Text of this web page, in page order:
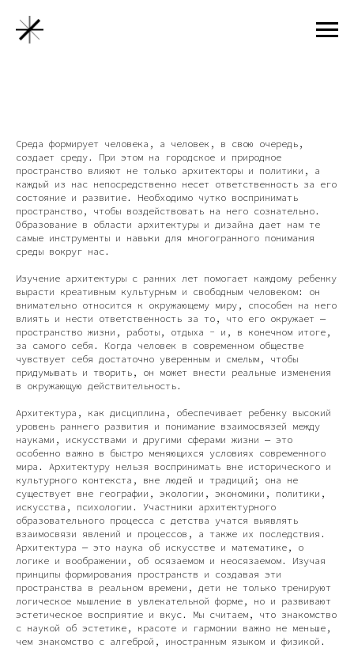
Среда формирует человека, а человек, в свою очередь,
создает среду. При этом на городское и природное
пространство влияют не только архитекторы и политики, а
каждый из нас непосредственно несет ответственность за его
состояние и развитие. Необходимо чутко воспринимать
пространство, чтобы воздействовать на него сознательно.
Образование в области архитектуры и дизайна дает нам те
самые инструменты и навыки для многогранного понимания
среды вокруг нас.
Изучение архитектуры с ранних лет помогает каждому ребенку
вырасти креативным культурным и свободным человеком: он
внимательно относится к окружающему миру, способен на него
влиять и нести ответственность за то, что его окружает —
пространство жизни, работы, отдыха - и, в конечном итоге,
за самого себя. Когда человек в современном обществе
чувствует себя достаточно уверенным и смелым, чтобы
придумывать и творить, он может внести реальные изменения
в окружающую действительность.
Архитектура, как дисциплина, обеспечивает ребенку высокий
уровень раннего развития и понимание взаимосвязей между
науками, искусствами и другими сферами жизни — это
особенно важно в быстро меняющихся условиях современного
мира. Архитектуру нельзя воспринимать вне исторического и
культурного контекста, вне людей и традиций; она не
существует вне географии, экологии, экономики, политики,
искусства, психологии. Участники архитектурного
образовательного процесса с детства учатся выявлять
взаимосвязи явлений и процессов, а также их последствия.
Архитектура — это наука об искусстве и математике, о
логике и воображении, об осязаемом и неосязаемом. Изучая
принципы формирования пространств и создавая эти
пространства в реальном времени, дети не только тренируют
логическое мышление в увлекательной форме, но и развивают
эстетическое восприятие и вкус. Мы считаем, что знакомство
с наукой об эстетике, красоте и гармонии важно не меньше,
чем знакомство с алгеброй, иностранным языком и физикой.